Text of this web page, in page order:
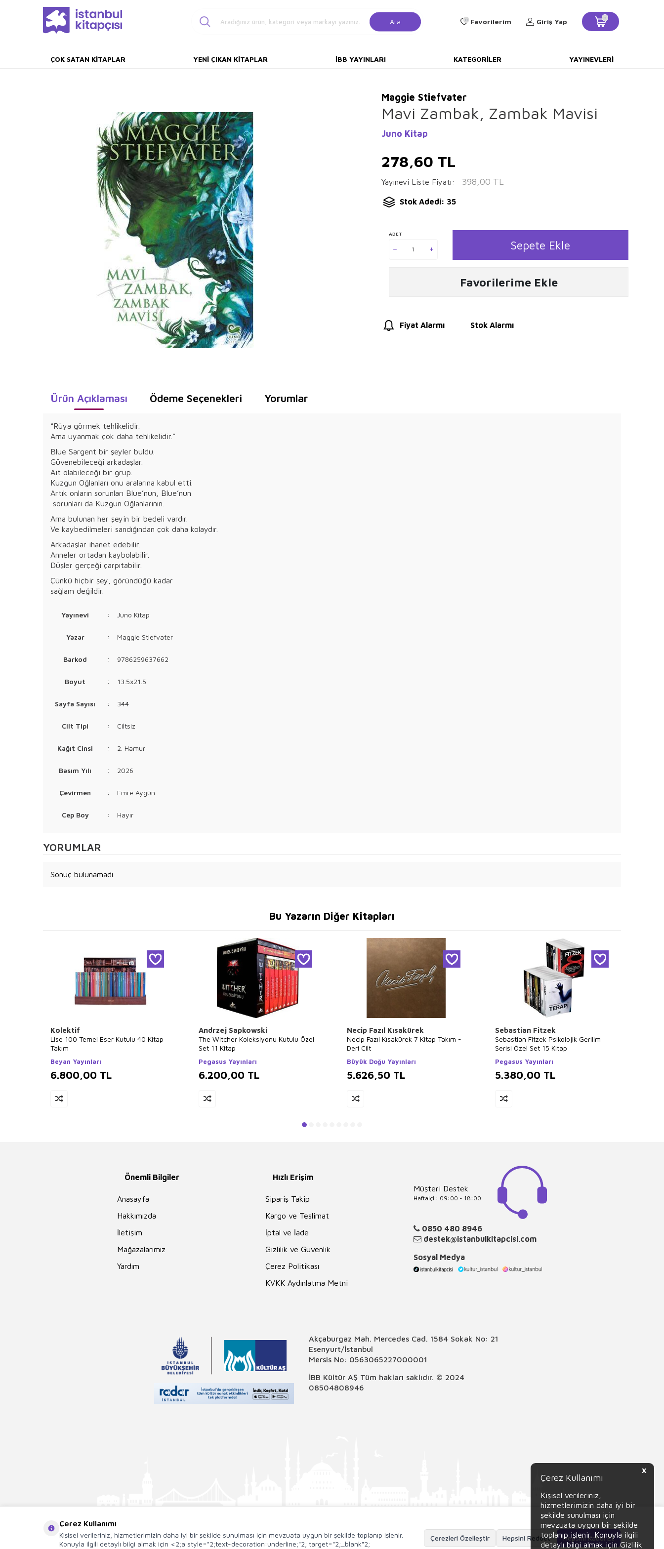
X
Çerez Kullanımı
Kişisel verileriniz,
hizmetlerimizin daha iyi bir
şekilde sunulması için
mevzuata uygun bir şekilde
toplanıp işlenir. Konuyla ilgili
detaylı bilgi almak için Gizlilik
Ara 0 Favorilerim Giriş Yap 0
ÇOK SATAN KITAPLAR YENI ÇIKAN KITAPLAR İBB YAYINLARI KATEGORILER YAYINEVLERI
Maggie Stiefvater
Mavi Zambak, Zambak Mavisi
Juno Kitap
278,60 TL
Yayınevi Liste Fiyatı: 398,00TL
Stok Adedi: 35
ADET
Sepete Ekle
Favorilerime Ekle
Fiyat Alarmı Stok Alarmı
Ürün Açıklaması Ödeme Seçenekleri Yorumlar
“Rüya görmek tehlikelidir.
Ama uyanmak çok daha tehlikelidir.”
Blue Sargent bir şeyler buldu.
Güvenebileceği arkadaşlar.
Ait olabileceği bir grup.
Kuzgun Oğlanları onu aralarına kabul etti.
Artık onların sorunları Blue’nun, Blue’nun
sorunları da Kuzgun Oğlanlarının.
Ama bulunan her şeyin bir bedeli vardır.
Ve kaybedilmeleri sandığından çok daha kolaydır.
Arkadaşlar ihanet edebilir.
Anneler ortadan kaybolabilir.
Düşler gerçeği çarpıtabilir.
Çünkü hiçbir şey, göründüğü kadar
sağlam değildir.
Yayınevi : Juno Kitap
Yazar : Maggie Stiefvater
Barkod : 9786259637662
Boyut : 13.5x21.5
Sayfa Sayısı : 344
Cilt Tipi : Ciltsiz
Kağıt Cinsi : 2. Hamur
Basım Yılı : 2026
Çevirmen : Emre Aygün
Cep Boy : Hayır
YORUMLAR
Sonuç bulunamadı.
Bu Yazarın Diğer Kitapları
Kolektif
Lise 100 Temel Eser Kutulu 40 Kitap
Takım
Beyan Yayınları
6.800,00 TL
Andrzej Sapkowski
The Witcher Koleksiyonu Kutulu Özel
Set 11 Kitap
Pegasus Yayınları
6.200,00 TL
Necip Fazıl Kısakürek
Necip Fazıl Kısakürek 7 Kitap Takım -
Deri Cilt
Büyük Doğu Yayınları
5.626,50 TL
Sebastian Fitzek
Sebastian Fitzek Psikolojik Gerilim
Serisi Özel Set 15 Kitap
Pegasus Yayınları
5.380,00 TL
Önemli Bilgiler
Anasayfa
Hakkımızda
İletişim
Mağazalarımız
Yardım
Hızlı Erişim
Sipariş Takip
Kargo ve Teslimat
İptal ve İade
Gizlilik ve Güvenlik
Çerez Politikası
KVKK Aydınlatma Metni
Müşteri Destek
Haftaiçi : 09:00 - 18:00
0850 480 8946
destek@istanbulkitapcisi.com
Sosyal Medya
Akçaburgaz Mah. Mercedes Cad. 1584 Sokak No: 21
Esenyurt/İstanbul
Mersis No: 0563065227000001
İBB Kültür AŞ Tüm hakları saklıdır. © 2024
08504808946
Çerez Kullanımı
Kişisel verileriniz, hizmetlerimizin daha iyi bir şekilde sunulması için mevzuata uygun bir şekilde toplanıp işlenir.
Konuyla ilgili detaylı bilgi almak için <2;a style="2;text-decoration:underline;"2; target="2;_blank"2;
Çerezleri Özelleştir Hepsini Reddet Hepsini Kabul Et